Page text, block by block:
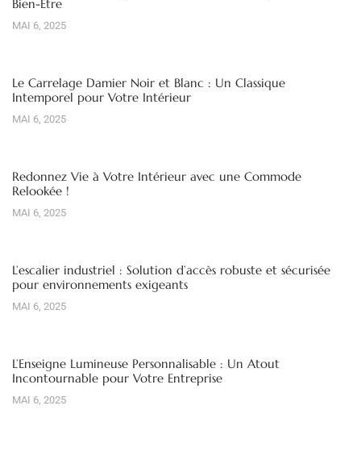
Bien-Être
MAI 6, 2025
Le Carrelage Damier Noir et Blanc : Un Classique
Intemporel pour Votre Intérieur
MAI 6, 2025
Redonnez Vie à Votre Intérieur avec une Commode
Relookée !
MAI 6, 2025
L’escalier industriel : Solution d’accès robuste et sécurisée
pour environnements exigeants
MAI 6, 2025
L’Enseigne Lumineuse Personnalisable : Un Atout
Incontournable pour Votre Entreprise
MAI 6, 2025